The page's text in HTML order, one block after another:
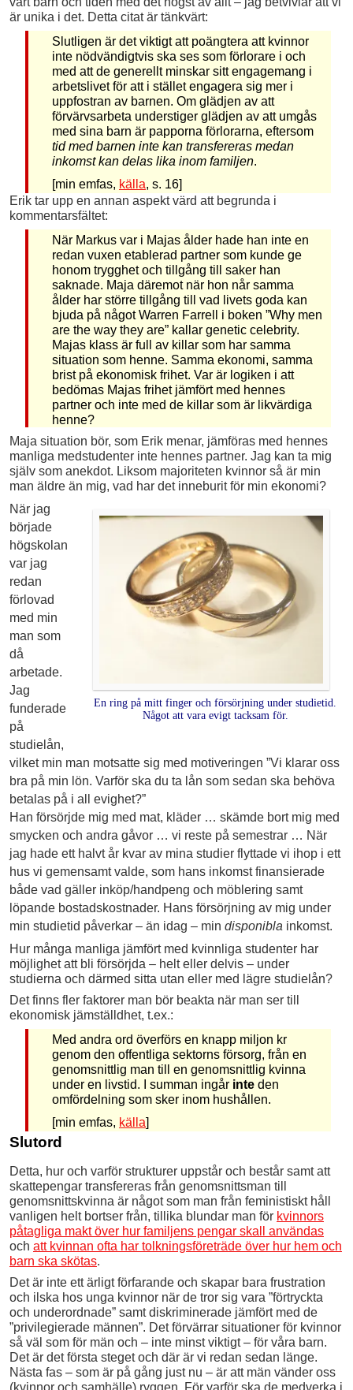
är unika i det. Detta citat är tänkvärt:
Slutligen är det viktigt att poängtera att kvinnor
inte nödvändigtvis ska ses som förlorare i och
med att de generellt minskar sitt engagemang i
arbetslivet för att i stället engagera sig mer i
uppfostran av barnen. Om glädjen av att
förvärvsarbeta understiger glädjen av att umgås
med sina barn är papporna förlorarna, eftersom
tid med barnen inte kan transfereras medan
inkomst kan delas lika inom familjen.
[min emfas, källa, s. 16]
Erik tar upp en annan aspekt värd att begrunda i
kommentarsfältet:
När Markus var i Majas ålder hade han inte en
redan vuxen etablerad partner som kunde ge
honom trygghet och tillgång till saker han
saknade. Maja däremot när hon når samma
ålder har större tillgång till vad livets goda kan
bjuda på något Warren Farrell i boken ”Why men
are the way they are” kallar genetic celebrity.
Majas klass är full av killar som har samma
situation som henne. Samma ekonomi, samma
brist på ekonomisk frihet. Var är logiken i att
bedömas Majas frihet jämfört med hennes
partner och inte med de killar som är likvärdiga
henne?
Maja situation bör, som Erik menar, jämföras med hennes
manliga medstudenter inte hennes partner. Jag kan ta mig
själv som anekdot. Liksom majoriteten kvinnor så är min
man äldre än mig, vad har det inneburit för min ekonomi?
En ring på mitt finger och försörjning under studietid.
Något att vara evigt tacksam för.
När jag
började
högskolan
var jag
redan
förlovad
med min
man som
då
arbetade.
Jag
funderade
på
studielån,
vilket min man motsatte sig med motiveringen ”Vi klarar oss
bra på min lön. Varför ska du ta lån som sedan ska behöva
betalas på i all evighet?”
Han försörjde mig med mat, kläder … skämde bort mig med
smycken och andra gåvor … vi reste på semestrar … När
jag hade ett halvt år kvar av mina studier flyttade vi ihop i ett
hus vi gemensamt valde, som hans inkomst finansierade
både vad gäller inköp/handpeng och möblering samt
löpande bostadskostnader. Hans försörjning av mig under
min studietid påverkar – än idag – min disponibla inkomst.
Hur många manliga jämfört med kvinnliga studenter har
möjlighet att bli försörjda – helt eller delvis – under
studierna och därmed sitta utan eller med lägre studielån?
Det finns fler faktorer man bör beakta när man ser till
ekonomisk jämställdhet, t.ex.:
Med andra ord överförs en knapp miljon kr
genom den offentliga sektorns försorg, från en
genomsnittlig man till en genomsnittlig kvinna
under en livstid. I summan ingår inteden
omfördelning som sker inom hushållen.
[min emfas, källa]
Slutord
Detta, hur och varför strukturer uppstår och består samt att
skattepengar transfereras från genomsnittsman till
genomsnittskvinna är något som man från feministiskt håll
vanligen helt bortser från, tillika blundar man för kvinnors
påtagliga makt över hur familjens pengar skall användas
och att kvinnan ofta har tolkningsföreträde över hur hem och
barn ska skötas.
Det är inte ett ärligt förfarande och skapar bara frustration
och ilska hos unga kvinnor när de tror sig vara ”förtryckta
och underordnade” samt diskriminerade jämfört med de
”privilegierade männen”. Det förvärrar situationer för kvinnor
så väl som för män och – inte minst viktigt – för våra barn.
Det är det första steget och där är vi redan sedan länge.
Nästa fas – som är på gång just nu – är att män vänder oss
(kvinnor och samhälle) ryggen. För varför ska de medverka i